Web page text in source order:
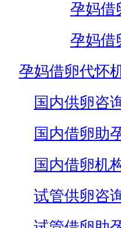
孕妈借
孕妈借
孕妈借卵代怀
国内供卵咨
国内借卵助
国内借卵机
试管供卵咨